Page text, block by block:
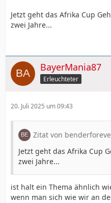
Jetzt geht das Afrika Cup
zwei Jahre...
BayerMania87
Erleuchteter
20. Juli 2025 um 09:43
Zitat von
Jetzt geht das Afrika Cup
zwei Jahre...
ist halt ein Thema ähnlich
wenn man sich wie wir an